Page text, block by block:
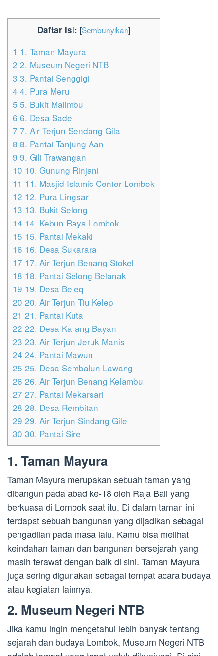
Daftar Isi: [Sembunyikan]
1 1. Taman Mayura
2 2. Museum Negeri NTB
3 3. Pantai Senggigi
4 4. Pura Meru
5 5. Bukit Malimbu
6 6. Desa Sade
7 7. Air Terjun Sendang Gila
8 8. Pantai Tanjung Aan
9 9. Gili Trawangan
10 10. Gunung Rinjani
11 11. Masjid Islamic Center Lombok
12 12. Pura Lingsar
13 13. Bukit Selong
14 14. Kebun Raya Lombok
15 15. Pantai Mekaki
16 16. Desa Sukarara
17 17. Air Terjun Benang Stokel
18 18. Pantai Selong Belanak
19 19. Desa Beleq
20 20. Air Terjun Tiu Kelep
21 21. Pantai Kuta
22 22. Desa Karang Bayan
23 23. Air Terjun Jeruk Manis
24 24. Pantai Mawun
25 25. Desa Sembalun Lawang
26 26. Air Terjun Benang Kelambu
27 27. Pantai Mekarsari
28 28. Desa Rembitan
29 29. Air Terjun Sindang Gile
30 30. Pantai Sire
1. Taman Mayura
Taman Mayura merupakan sebuah taman yang
dibangun pada abad ke-18 oleh Raja Bali yang
berkuasa di Lombok saat itu. Di dalam taman ini
terdapat sebuah bangunan yang dijadikan sebagai
pengadilan pada masa lalu. Kamu bisa melihat
keindahan taman dan bangunan bersejarah yang
masih terawat dengan baik di sini. Taman Mayura
juga sering digunakan sebagai tempat acara budaya
atau kegiatan lainnya.
2. Museum Negeri NTB
Jika kamu ingin mengetahui lebih banyak tentang
sejarah dan budaya Lombok, Museum Negeri NTB